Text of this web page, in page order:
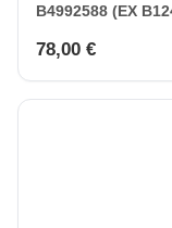
B4992588 (EX
78,00 €